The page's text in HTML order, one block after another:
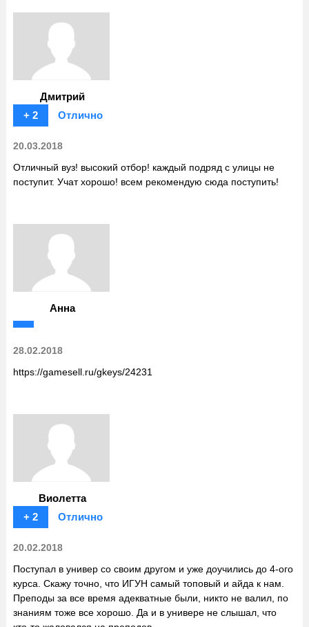
Дмитрий
+ 2
Отлично
20.03.2018
Отличный вуз! высокий отбор! каждый подряд с улицы не
поступит. Учат хорошо! всем рекомендую сюда поступить!
Анна
28.02.2018
https://gamesell.ru/gkeys/24231
Виолетта
+ 2
Отлично
20.02.2018
Поступал в универ со своим другом и уже доучились до 4-ого
курса. Скажу точно, что ИГУН самый топовый и айда к нам.
Преподы за все время адекватные были, никто не валил, по
знаниям тоже все хорошо. Да и в универе не слышал, что